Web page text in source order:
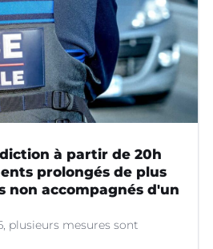
à partir de 20h
prolongés de plus
non accompagnés d'un
plusieurs mesures sont